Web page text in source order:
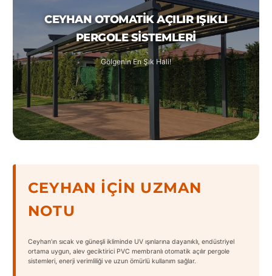
CEYHAN OTOMATIK AÇILIR IŞIKLI
PERGOLE SISTEMLERI
Gölgenin En Şık Hali!
CEYHAN İÇIN UZMAN
NOTU
Ceyhan’ın sıcak ve güneşli ikliminde UV ışınlarına dayanıklı, endüstriyel
ortama uygun, alev geciktirici PVC membranlı otomatik açılır pergole
sistemleri, enerji verimliliği ve uzun ömürlü kullanım sağlar.
Poland
Romania
Switzerland
Turkey
United
States
Tüm
Şehirler
Adana
Adıyaman